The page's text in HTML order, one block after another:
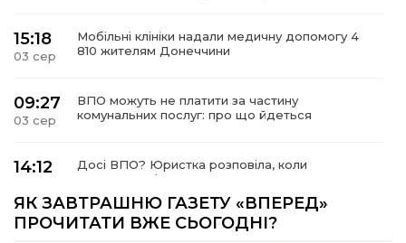
15:18
03 сер
Мобільні клініки надали медичну допомогу 4
810 жителям Донеччини
09:27
03 сер
ВПО можуть не платити за частину
комунальних послуг: про що йдеться
14:12
Досі ВПО? Юристка розповіла, коли
переселенці втрачають виплати та статус
ЯК ЗАВТРАШНЮ ГАЗЕТУ «ВПЕРЕД»
ПРОЧИТАТИ ВЖЕ СЬОГОДНІ?